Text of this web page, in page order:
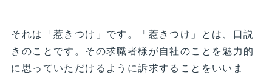
それは「惹きつけ」です。「惹きつけ」とは、口説
きのことです。その求職者様が自社のことを魅力的
に思っていただけるように訴求することをいいま